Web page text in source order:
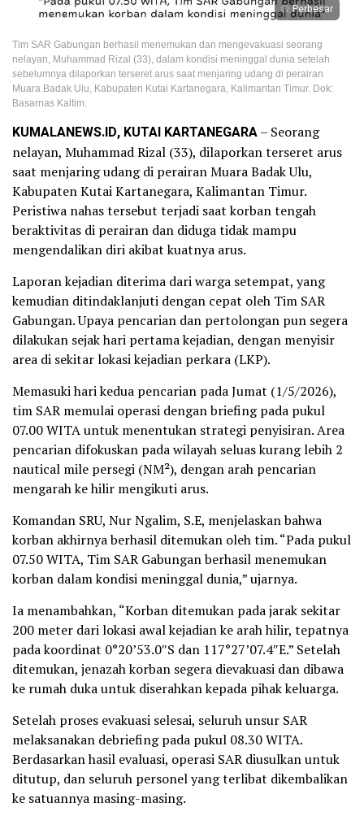
Perbesar
Tim SAR Gabungan berhasil menemukan dan mengevakuasi seorang
nelayan, Muhammad Rizal (33), dalam kondisi meninggal dunia setelah
sebelumnya dilaporkan terseret arus saat menjaring udang di perairan
Muara Badak Ulu, Kabupaten Kutai Kartanegara, Kalimantan Timur. Dok:
Basarnas Kaltim.
KUMALANEWS.ID, KUTAI KARTANEGARA– Seorang
nelayan, Muhammad Rizal (33), dilaporkan terseret arus
saat menjaring udang di perairan Muara Badak Ulu,
Kabupaten Kutai Kartanegara, Kalimantan Timur.
Peristiwa nahas tersebut terjadi saat korban tengah
beraktivitas di perairan dan diduga tidak mampu
mengendalikan diri akibat kuatnya arus.
Laporan kejadian diterima dari warga setempat, yang
kemudian ditindaklanjuti dengan cepat oleh Tim SAR
Gabungan. Upaya pencarian dan pertolongan pun segera
dilakukan sejak hari pertama kejadian, dengan menyisir
area di sekitar lokasi kejadian perkara (LKP).
Memasuki hari kedua pencarian pada Jumat (1/5/2026),
tim SAR memulai operasi dengan briefing pada pukul
07.00 WITA untuk menentukan strategi penyisiran. Area
pencarian difokuskan pada wilayah seluas kurang lebih 2
nautical mile persegi (NM²), dengan arah pencarian
mengarah ke hilir mengikuti arus.
Komandan SRU, Nur Ngalim, S.E, menjelaskan bahwa
korban akhirnya berhasil ditemukan oleh tim. “Pada pukul
07.50 WITA, Tim SAR Gabungan berhasil menemukan
korban dalam kondisi meninggal dunia,” ujarnya.
Ia menambahkan, “Korban ditemukan pada jarak sekitar
200 meter dari lokasi awal kejadian ke arah hilir, tepatnya
pada koordinat 0°20’53.0″S dan 117°27’07.4″E.” Setelah
ditemukan, jenazah korban segera dievakuasi dan dibawa
ke rumah duka untuk diserahkan kepada pihak keluarga.
Setelah proses evakuasi selesai, seluruh unsur SAR
melaksanakan debriefing pada pukul 08.30 WITA.
Berdasarkan hasil evaluasi, operasi SAR diusulkan untuk
ditutup, dan seluruh personel yang terlibat dikembalikan
ke satuannya masing-masing.